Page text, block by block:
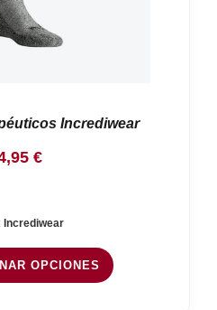
Incrediwear
€
Incrediwear
OPCIONES